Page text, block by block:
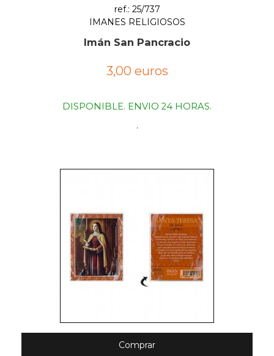
ref.: 25/737
IMANES RELIGIOSOS
Imán San Pancracio
3,00 euros
DISPONIBLE. ENVIO 24 HORAS.
.
Comprar